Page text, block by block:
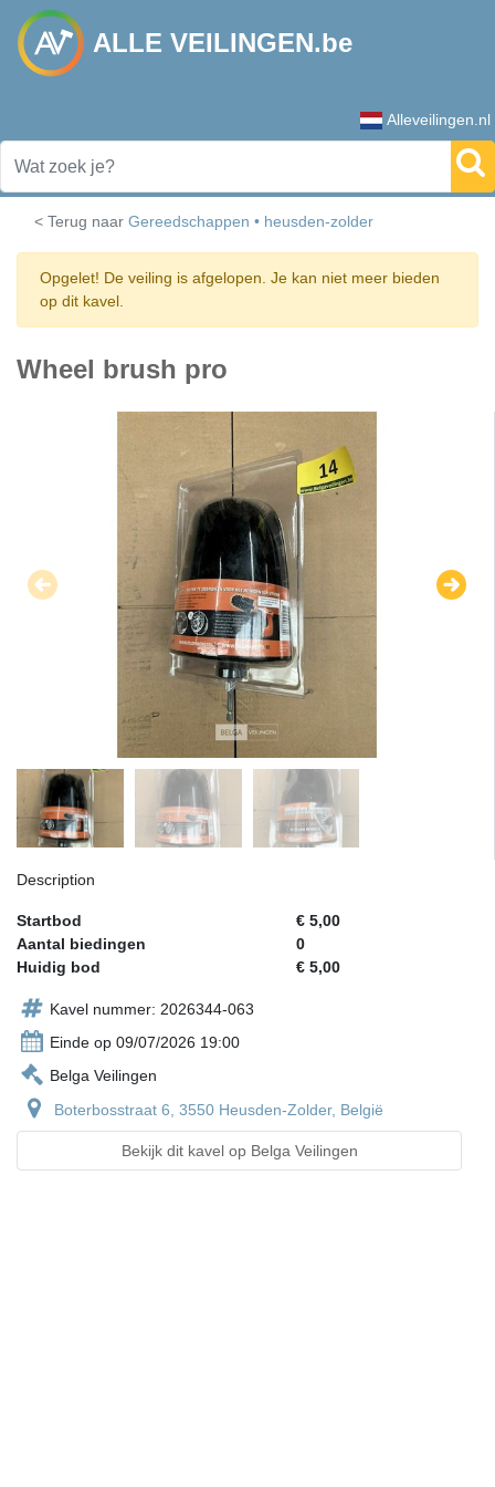
ALLE VEILINGEN.be
Alleveilingen.nl
< Terug naar Gereedschappen • heusden-zolder
Opgelet! De veiling is afgelopen. Je kan niet meer bieden
op dit kavel.
Wheel brush pro
Description
Startbod
€ 5,00
Aantal biedingen
0
Huidig bod
€ 5,00
Kavel nummer: 2026344-063
Einde op 09/07/2026 19:00
Belga Veilingen
Boterbosstraat 6, 3550 Heusden-Zolder, België
Bekijk dit kavel op Belga Veilingen